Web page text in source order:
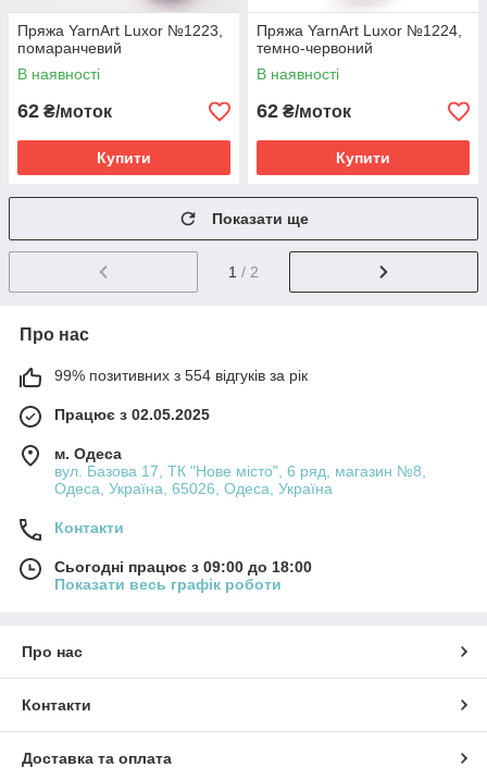
Пряжа YarnArt Luxor №1223,
помаранчевий
В наявності
62 ₴/моток
Купити
Пряжа YarnArt Luxor №1224,
темно-червоний
В наявності
62 ₴/моток
Купити
Показати ще
1 / 2
Про нас
99% позитивних з 554 відгуків за рік
Працює з 02.05.2025
м. Одеса
вул. Базова 17, ТК "Нове місто", 6 ряд, магазин №8,
Одеса, Україна, 65026, Одеса, Україна
Контакти
Сьогодні працює з 09:00 до 18:00
Показати весь графік роботи
Про нас
Контакти
Доставка та оплата